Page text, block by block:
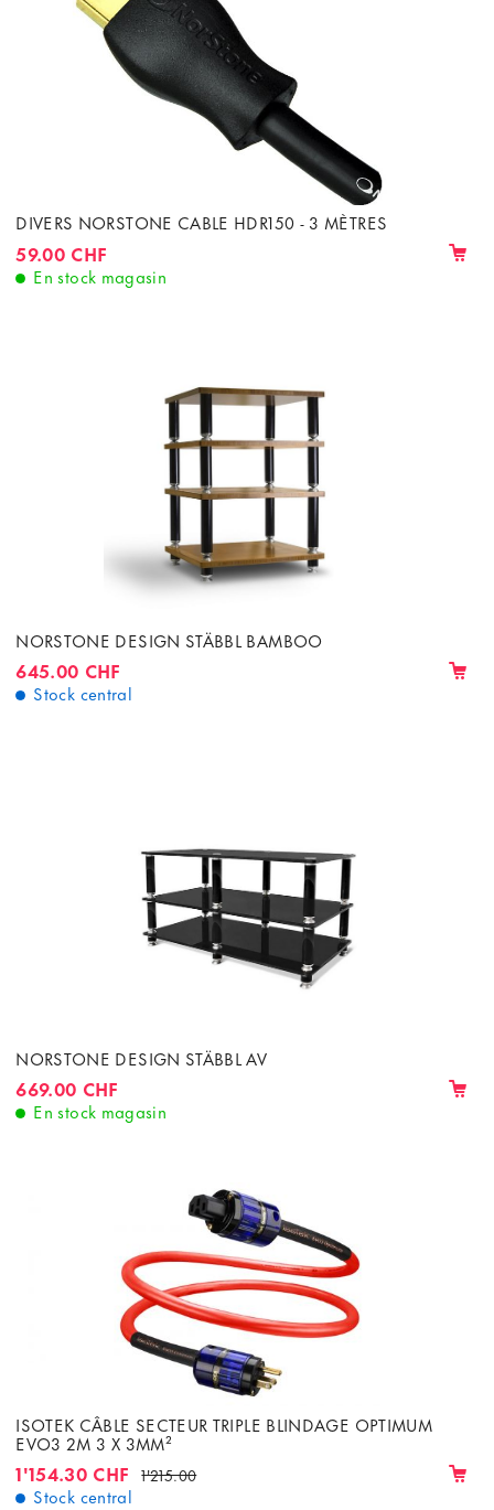
DIVERS NORSTONE CABLE HDR150 - 3 MÈTRES
59.00 CHF
En stock magasin
NORSTONE DESIGN STÄBBL BAMBOO
645.00 CHF
Stock central
NORSTONE DESIGN STÄBBL AV
669.00 CHF
En stock magasin
ISOTEK CÂBLE SECTEUR TRIPLE BLINDAGE OPTIMUM
EVO3 2M 3 X 3MM²
1'154.30 CHF 1'215.00
Stock central